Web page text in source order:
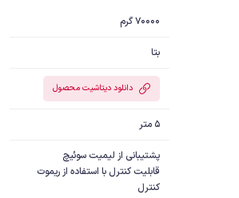
70000 گرم
بتا
دانلود دیتاشیت محصول
5 متر
کنترل